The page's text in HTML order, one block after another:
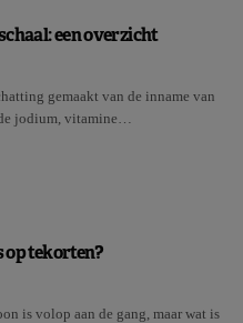
een overzicht
gemaakt van de inname van
jodium, vitamine…
op tekorten?
is volop aan de gang, maar wat is